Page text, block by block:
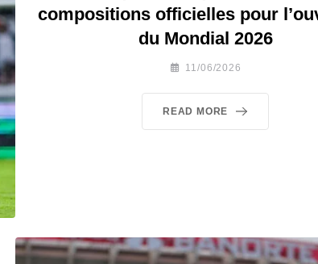
compositions officielles pour
du Mondial 2026
11/06/2026
READ MORE